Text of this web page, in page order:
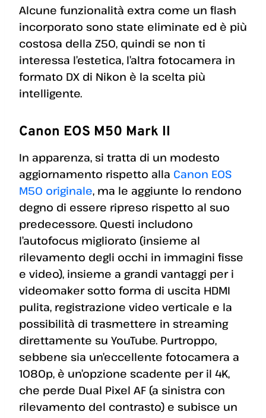
Alcune funzionalità extra come un flash
incorporato sono state eliminate ed è più
costosa della Z50, quindi se non ti
interessa l’estetica, l’altra fotocamera in
formato DX di Nikon è la scelta più
intelligente.
Canon EOS M50 Mark II
In apparenza, si tratta di un modesto
aggiornamento rispetto alla Canon EOS
M50 originale, ma le aggiunte lo rendono
degno di essere ripreso rispetto al suo
predecessore. Questi includono
l’autofocus migliorato (insieme al
rilevamento degli occhi in immagini fisse
e video), insieme a grandi vantaggi per i
videomaker sotto forma di uscita HDMI
pulita, registrazione video verticale e la
possibilità di trasmettere in streaming
direttamente su YouTube. Purtroppo,
sebbene sia un’eccellente fotocamera a
1080p, è un’opzione scadente per il 4K,
che perde Dual Pixel AF (a sinistra con
rilevamento del contrasto) e subisce un